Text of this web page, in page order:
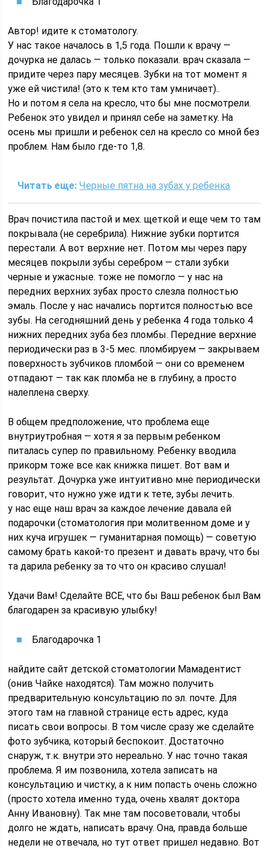
Автор! идите к стоматологу.
У нас такое началось в 1,5 года. Пошли к врачу —
дочурка не далась — только показали. врач сказала —
придите через пару месяцев. Зубки на тот момент я
уже ей чистила! (это к тем кто там умничает)..
Но и потом я села на кресло, что бы мне посмотрели.
Ребенок это увидел и принял себе на заметку. На
осень мы пришли и ребенок сел на кресло со мной без
проблем. Нам было где-то 1,8.
Читать еще: Черные пятна на зубах у ребенка
Врач почистила пастой и мех. щеткой и еще чем то там
покрывала (не серебрила). Нижние зубки портится
перестали. А вот верхние нет. Потом мы через пару
месяцев покрыли зубы серебром — стали зубки
черные и ужасные. тоже не помогло — у нас на
передних верхних зубах просто слезла полностью
эмаль. После у нас начались портится полностью все
зубы. На сегодняшний день у ребенка 4 года только 4
нижних передних зуба без пломбы. Передние верхние
периодически раз в 3-5 мес. пломбируем — закрываем
поверхность зубчиков пломбой — они со временем
отпадают — так как пломба не в глубину, а просто
налеплена сверху.
В общем предположение, что проблема еще
внутриутробная — хотя я за первым ребенком
питалась супер по правильному. Ребенку вводила
прикорм тоже все как книжка пишет. Вот вам и
результат. Дочурка уже интуитивно мне периодически
говорит, что нужно уже идти к тете, зубы лечить.
у нас еще наш врач за каждое лечение давала ей
подарочки (стоматология при молитвенном доме и у
них куча игрушек — гуманитарная помощь) — советую
самому брать какой-то презент и давать врачу, что бы
та дарила ребенку за то что он красиво слушал!
Удачи Вам! Сделайте ВСЕ, что бы Ваш ребенок был Вам
благодарен за красивую улыбку!
Благодарочка 1
найдите сайт детской стоматологии Мамадентист
(онив Чайке находятся). Там можно получить
предварительную консультацию по эл. почте. Для
этого там на главной странице есть адрес, куда
писать свои вопросы. В том числе сразу же сделайте
фото зубчика, который беспокоит. Достаточно
снаруж, т.к. внутри это нереально. У нас точно такая
проблема. Я им позвонила, хотела записать на
консультацию и чистку, а к ним попасть очень сложно
(просто хотела именно туда, очень хвалят доктора
Анну Ивановну). Так мне там посоветовали, чтобы
долго не ждать, написать врачу. Она, правда больше
недели не отвечала, но тут ответ пришел недавно. Вот